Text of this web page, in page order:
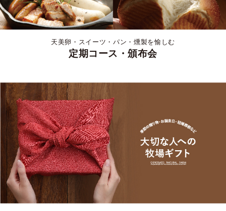
天美卵・スイーツ・パン・燻製を愉しむ
定期コース・頒布会